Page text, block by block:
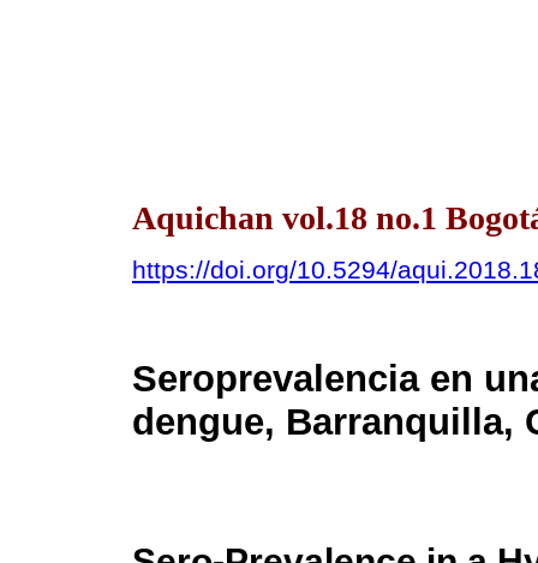
Aquichan vol.18 no.1
https://doi.org/10.5294/
Seroprevalencia en
dengue, Barranquilla,